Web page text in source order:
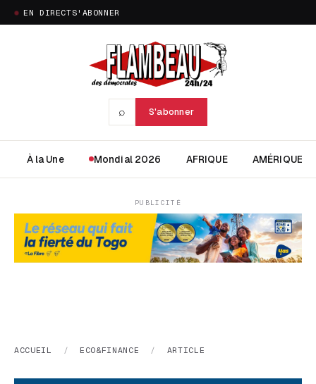
EN DIRECTS'ABONNER
⌕ S'abonner
À la Une Mondial 2026 AFRIQUE AMÉRIQUE
PUBLICITÉ
ACCUEIL / ECO&FINANCE / ARTICLE